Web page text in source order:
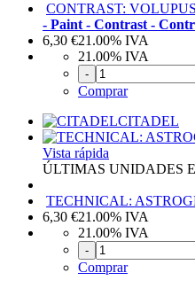
CONTRAST:
- Paint - Contrast -
6,30 €21.00% IVA
21.00% IVA
-
Comprar
CITADEL
Vista rápida
ÚLTIMAS UNIDADES
TECHNICAL:
6,30 €21.00% IVA
21.00% IVA
-
Comprar